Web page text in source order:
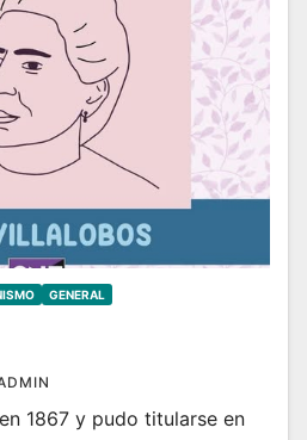
GENERAL
1867 y pudo titularse en